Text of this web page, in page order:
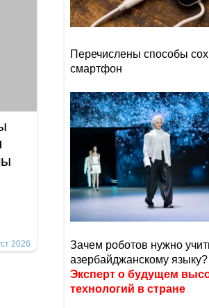
2026
Перечислены способы
смартфон
Зачем роботов нужно
азербайджанскому языку?
Эксперт о будущем
технологий в стране